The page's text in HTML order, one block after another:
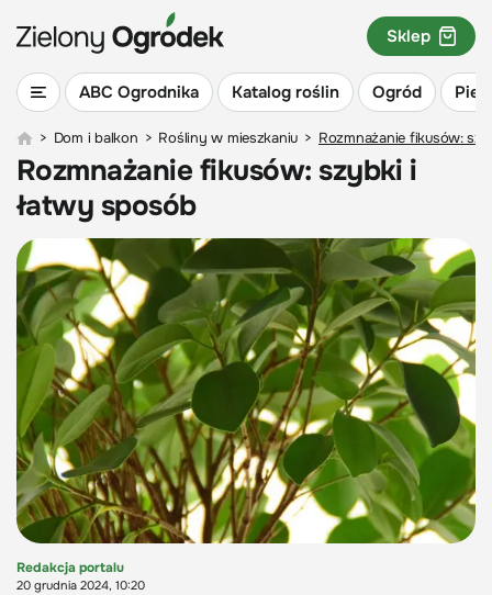
ABC Ogrodnika Katalog roślin Ogród
Sklep
> Dom i balkon > Rośliny w mieszkaniu > Rozmnażanie fikusów:
Rozmnażanie fikusów: szybki i
łatwy sposób
Redakcja portalu
20 grudnia 2024, 10:20